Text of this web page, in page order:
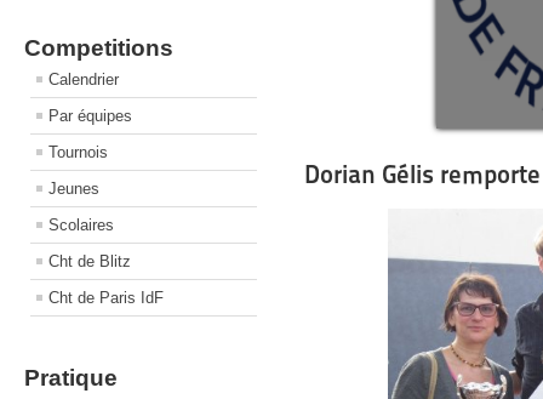
Competitions
Calendrier
Par équipes
Tournois
Jeunes
Scolaires
Cht de Blitz
Cht de Paris IdF
Pratique
Dorian Gélis